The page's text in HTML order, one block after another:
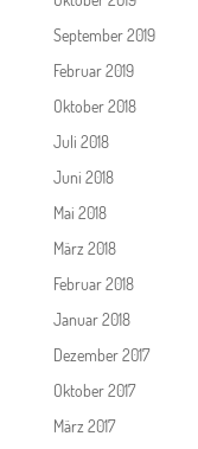
September 2019
Februar 2019
Oktober 2018
Juli 2018
Juni 2018
Mai 2018
März 2018
Februar 2018
Januar 2018
Dezember 2017
Oktober 2017
März 2017